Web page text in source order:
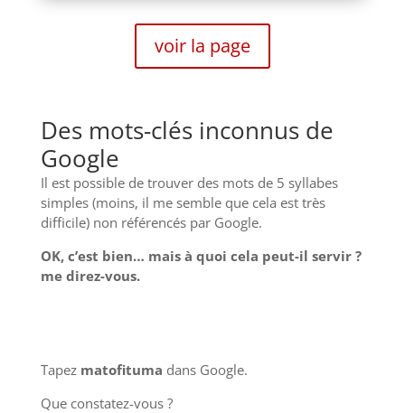
voir la page
Des mots-clés inconnus de
Google
Il est possible de trouver des mots de 5 syllabes
simples (moins, il me semble que cela est très
difficile) non référencés par Google.
OK, c’est bien… mais à quoi cela peut-il servir ?
me direz-vous.
Tapez matofituma dans Google.
Que constatez-vous ?